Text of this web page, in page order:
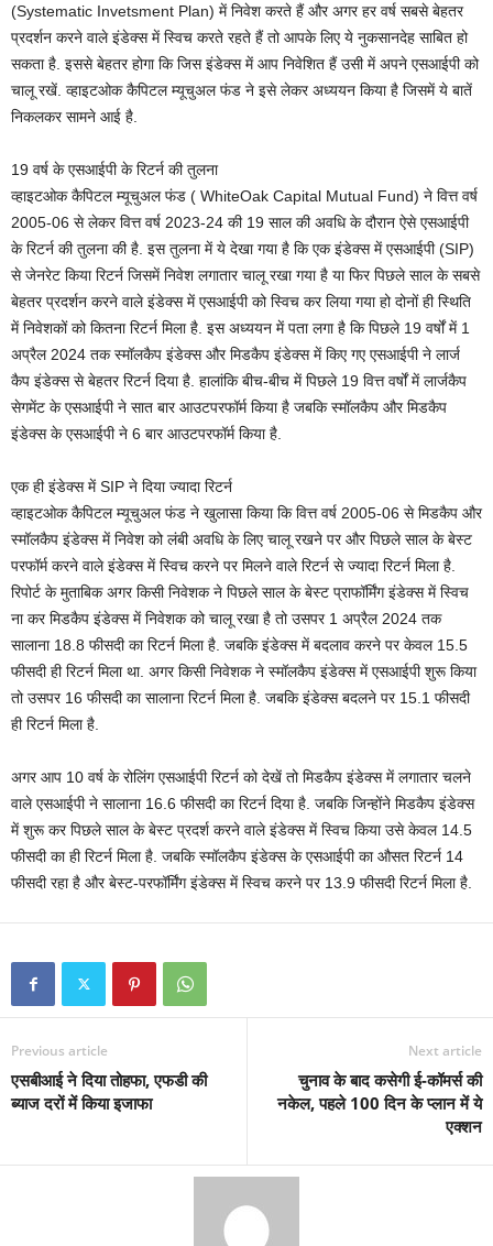
(Systematic Invetsment Plan) में निवेश करते हैं और अगर हर वर्ष सबसे बेहतर
प्रदर्शन करने वाले इंडेक्स में स्विच करते रहते हैं तो आपके लिए ये नुकसानदेह साबित हो
सकता है. इससे बेहतर होगा कि जिस इंडेक्स में आप निवेशित हैं उसी में अपने एसआईपी को
चालू रखें. व्हाइटओक कैपिटल म्यूचुअल फंड ने इसे लेकर अध्ययन किया है जिसमें ये बातें
निकलकर सामने आई है.
19 वर्ष के एसआईपी के रिटर्न की तुलना
व्हाइटओक कैपिटल म्यूचुअल फंड ( WhiteOak Capital Mutual Fund) ने वित्त वर्ष
2005-06 से लेकर वित्त वर्ष 2023-24 की 19 साल की अवधि के दौरान ऐसे एसआईपी
के रिटर्न की तुलना की है. इस तुलना में ये देखा गया है कि एक इंडेक्स में एसआईपी (SIP)
से जेनरेट किया रिटर्न जिसमें निवेश लगातार चालू रखा गया है या फिर पिछले साल के सबसे
बेहतर प्रदर्शन करने वाले इंडेक्स में एसआईपी को स्विच कर लिया गया हो दोनों ही स्थिति
में निवेशकों को कितना रिटर्न मिला है. इस अध्ययन में पता लगा है कि पिछले 19 वर्षों में 1
अप्रैल 2024 तक स्मॉलकैप इंडेक्स और मिडकैप इंडेक्स में किए गए एसआईपी ने लार्ज
कैप इंडेक्स से बेहतर रिटर्न दिया है. हालांकि बीच-बीच में पिछले 19 वित्त वर्षों में लार्जकैप
सेगमेंट के एसआईपी ने सात बार आउटपरफॉर्म किया है जबकि स्मॉलकैप और मिडकैप
इंडेक्स के एसआईपी ने 6 बार आउटपरफॉर्म किया है.
एक ही इंडेक्स में SIP ने दिया ज्यादा रिटर्न
व्हाइटओक कैपिटल म्यूचुअल फंड ने खुलासा किया कि वित्त वर्ष 2005-06 से मिडकैप और
स्मॉलकैप इंडेक्स में निवेश को लंबी अवधि के लिए चालू रखने पर और पिछले साल के बेस्ट
परफॉर्म करने वाले इंडेक्स में स्विच करने पर मिलने वाले रिटर्न से ज्यादा रिटर्न मिला है.
रिपोर्ट के मुताबिक अगर किसी निवेशक ने पिछले साल के बेस्ट प्राफॉर्मिंग इंडेक्स में स्विच
ना कर मिडकैप इंडेक्स में निवेशक को चालू रखा है तो उसपर 1 अप्रैल 2024 तक
सालाना 18.8 फीसदी का रिटर्न मिला है. जबकि इंडेक्स में बदलाव करने पर केवल 15.5
फीसदी ही रिटर्न मिला था. अगर किसी निवेशक ने स्मॉलकैप इंडेक्स में एसआईपी शुरू किया
तो उसपर 16 फीसदी का सालाना रिटर्न मिला है. जबकि इंडेक्स बदलने पर 15.1 फीसदी
ही रिटर्न मिला है.
अगर आप 10 वर्ष के रोलिंग एसआईपी रिटर्न को देखें तो मिडकैप इंडेक्स में लगातार चलने
वाले एसआईपी ने सालाना 16.6 फीसदी का रिटर्न दिया है. जबकि जिन्होंने मिडकैप इंडेक्स
में शुरू कर पिछले साल के बेस्ट प्रदर्श करने वाले इंडेक्स में स्विच किया उसे केवल 14.5
फीसदी का ही रिटर्न मिला है. जबकि स्मॉलकैप इंडेक्स के एसआईपी का औसत रिटर्न 14
फीसदी रहा है और बेस्ट-परफॉर्मिंग इंडेक्स में स्विच करने पर 13.9 फीसदी रिटर्न मिला है.
Previous article
एसबीआई ने दिया तोहफा, एफडी की
ब्याज दरों में किया इजाफा
Next article
चुनाव के बाद कसेगी ई-कॉमर्स की
नकेल, पहले 100 दिन के प्लान में ये
एक्शन